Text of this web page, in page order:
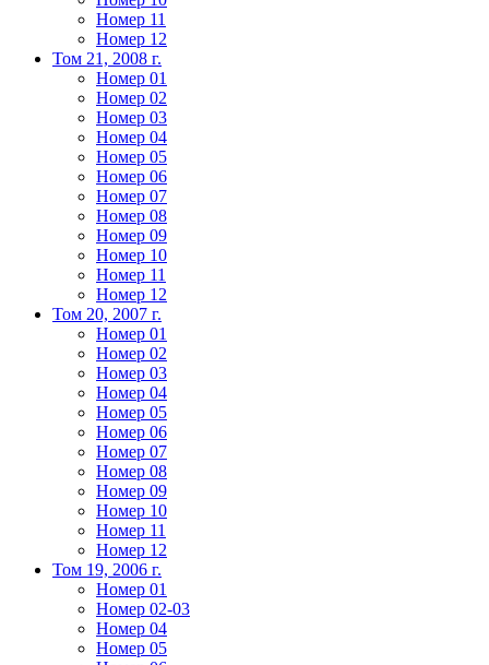
Номер 11
Номер 12
Том 21, 2008 г.
Номер 01
Номер 02
Номер 03
Номер 04
Номер 05
Номер 06
Номер 07
Номер 08
Номер 09
Номер 10
Номер 11
Номер 12
Том 20, 2007 г.
Номер 01
Номер 02
Номер 03
Номер 04
Номер 05
Номер 06
Номер 07
Номер 08
Номер 09
Номер 10
Номер 11
Номер 12
Том 19, 2006 г.
Номер 01
Номер 02-03
Номер 04
Номер 05